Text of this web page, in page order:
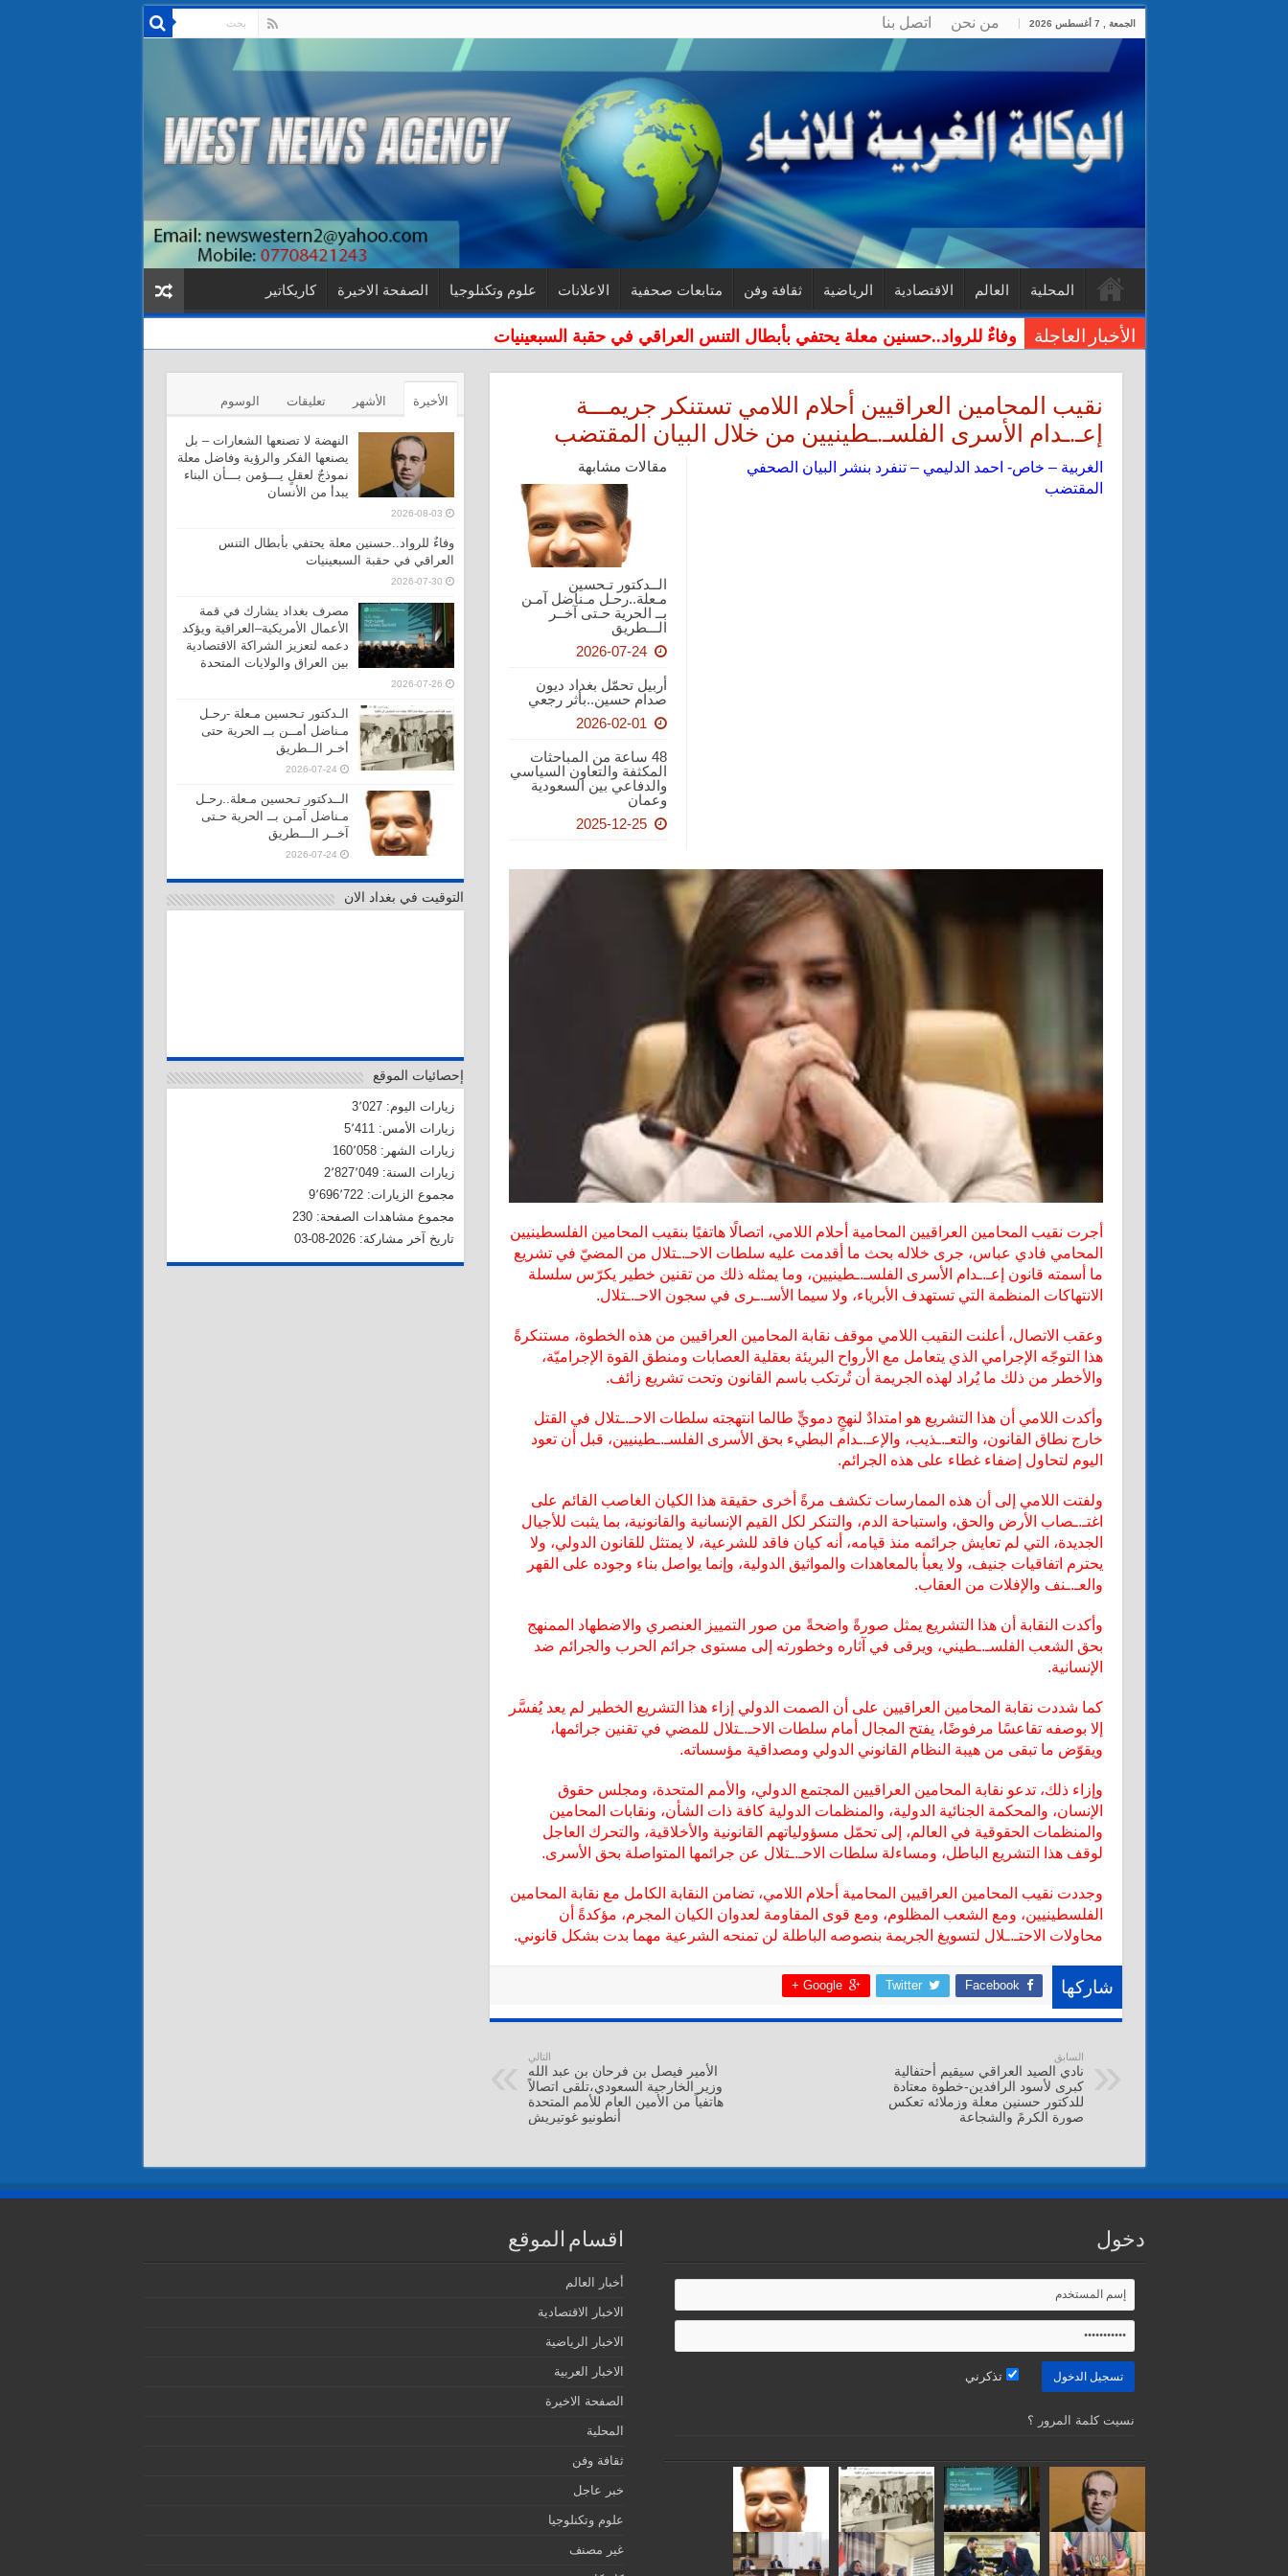
الجمعة , 7 أغسطس 2026 من نحن اتصل بنا
المحلية العالم الاقتصادية الرياضية ثقافة وفن متابعات صحفية الاعلانات علوم وتكنلوجيا الصفحة الاخيرة كاريكاتير
الأخبار العاجلة وفاءٌ للرواد..حسنين معلة يحتفي بأبطال التنس العراقي في حقبة السبعينيات
نقيب المحامين العراقيين أحلام اللامي تستنكر جريمـــة
إعـ.ـدام الأسرى الفلسـ.ـطينيين من خلال البيان المقتضب
مقالات مشابهة
الــدكتور تـحسين
مـعلة..رحـل مـناضل آمـن
بــ الحرية حـتى آخــر
الـــطريق
2026-07-24
أربيل تحمّل بغداد ديون
صدام حسين..بأثر رجعي
2026-02-01
48 ساعة من المباحثات
المكثفة والتعاون السياسي
والدفاعي بين السعودية
وعمان
2025-12-25
الغربية – خاص- احمد الدليمي – تنفرد بنشر البيان الصحفي
المقتضب
أجرت نقيب المحامين العراقيين المحامية أحلام اللامي، اتصالًا هاتفيًا بنقيب المحامين الفلسطينيين
المحامي فادي عباس، جرى خلاله بحث ما أقدمت عليه سلطات الاحـ.ـتلال من المضيّ في تشريع
ما أسمته قانون إعـ.ـدام الأسرى الفلسـ.ـطينيين، وما يمثله ذلك من تقنين خطير يكرّس سلسلة
الانتهاكات المنظمة التي تستهدف الأبرياء، ولا سيما الأسـ.ـرى في سجون الاحـ.ـتلال.
وعقب الاتصال، أعلنت النقيب اللامي موقف نقابة المحامين العراقيين من هذه الخطوة، مستنكرةً
هذا التوجّه الإجرامي الذي يتعامل مع الأرواح البريئة بعقلية العصابات ومنطق القوة الإجراميّة،
والأخطر من ذلك ما يُراد لهذه الجريمة أن تُرتكب باسم القانون وتحت تشريع زائف.
وأكدت اللامي أن هذا التشريع هو امتدادٌ لنهجٍ دمويٍّ طالما انتهجته سلطات الاحـ.ـتلال في القتل
خارج نطاق القانون، والتعـ.ـذيب، والإعـ.ـدام البطيء بحق الأسرى الفلسـ.ـطينيين، قبل أن تعود
اليوم لتحاول إضفاء غطاء على هذه الجرائم.
ولفتت اللامي إلى أن هذه الممارسات تكشف مرةً أخرى حقيقة هذا الكيان الغاصب القائم على
اغتـ.ـصاب الأرض والحق، واستباحة الدم، والتنكر لكل القيم الإنسانية والقانونية، بما يثبت للأجيال
الجديدة، التي لم تعايش جرائمه منذ قيامه، أنه كيان فاقد للشرعية، لا يمتثل للقانون الدولي، ولا
يحترم اتفاقيات جنيف، ولا يعبأ بالمعاهدات والمواثيق الدولية، وإنما يواصل بناء وجوده على القهر
والعـ.ـنف والإفلات من العقاب.
وأكدت النقابة أن هذا التشريع يمثل صورةً واضحةً من صور التمييز العنصري والاضطهاد الممنهج
بحق الشعب الفلسـ.ـطيني، ويرقى في آثاره وخطورته إلى مستوى جرائم الحرب والجرائم ضد
الإنسانية.
كما شددت نقابة المحامين العراقيين على أن الصمت الدولي إزاء هذا التشريع الخطير لم يعد يُفسَّر
إلا بوصفه تقاعسًا مرفوضًا، يفتح المجال أمام سلطات الاحـ.ـتلال للمضي في تقنين جرائمها،
ويقوّض ما تبقى من هيبة النظام القانوني الدولي ومصداقية مؤسساته.
وإزاء ذلك، تدعو نقابة المحامين العراقيين المجتمع الدولي، والأمم المتحدة، ومجلس حقوق
الإنسان، والمحكمة الجنائية الدولية، والمنظمات الدولية كافة ذات الشأن، ونقابات المحامين
والمنظمات الحقوقية في العالم، إلى تحمّل مسؤولياتهم القانونية والأخلاقية، والتحرك العاجل
لوقف هذا التشريع الباطل، ومساءلة سلطات الاحـ.ـتلال عن جرائمها المتواصلة بحق الأسرى.
وجددت نقيب المحامين العراقيين المحامية أحلام اللامي، تضامن النقابة الكامل مع نقابة المحامين
الفلسطينيين، ومع الشعب المظلوم، ومع قوى المقاومة لعدوان الكيان المجرم، مؤكدةً أن
محاولات الاحتـ.ـلال لتسويغ الجريمة بنصوصه الباطلة لن تمنحه الشرعية مهما بدت بشكل قانوني.
شاركها Facebook
Twitter
Google +
السابق
نادي الصيد العراقي سيقيم أحتفالية
كبرى لأسود الرافدين-خطوة معتادة
للدكتور حسنين معلة وزملائه تعكس
صورة الكرمً والشجاعة
التالي
الأمير فيصل بن فرحان بن عبد الله
وزير الخارجية السعودي،تلقى اتصالاً
هاتفياً من الأمين العام للأمم المتحدة
أنطونيو غوتيريش
الأخيرة الأشهر تعليقات الوسوم
النهضة لا تصنعها الشعارات – بل
يصنعها الفكر والرؤية وفاضل معلة
نموذجٌ لعقلٍ يـــؤمن بـــأن البناء
يبدأ من الأنسان
2026-08-03
وفاءٌ للرواد..حسنين معلة يحتفي بأبطال التنس
العراقي في حقبة السبعينيات
2026-07-30
مصرف بغداد يشارك في قمة
الأعمال الأمريكية–العراقية ويؤكد
دعمه لتعزيز الشراكة الاقتصادية
بين العراق والولايات المتحدة
2026-07-26
الـدكتور تـحسين مـعلة -رحـل
مـناضل أمــن بــ الحرية حتى
أخـر الــطريق
2026-07-24
الــدكتور تـحسين مـعلة..رحـل
مـناضل آمـن بــ الحرية حـتى
آخــر الـــطريق
2026-07-24
التوقيت في بغداد الان
إحصائيات الموقع
زيارات اليوم: 3٬027
زيارات الأمس: 5٬411
زيارات الشهر: 160٬058
زيارات السنة: 2٬827٬049
مجموع الزيارات: 9٬696٬722
مجموع مشاهدات الصفحة: 230
تاريخ آخر مشاركة: 2026-08-03
دخول
تذكرني
نسيت كلمة المرور ؟
اقسام الموقع
أخبار العالم
الاخبار الاقتصادية
الاخبار الرياضية
الاخبار العربية
الصفحة الاخيرة
المحلية
ثقافة وفن
خبر عاجل
علوم وتكنلوجيا
غير مصنف